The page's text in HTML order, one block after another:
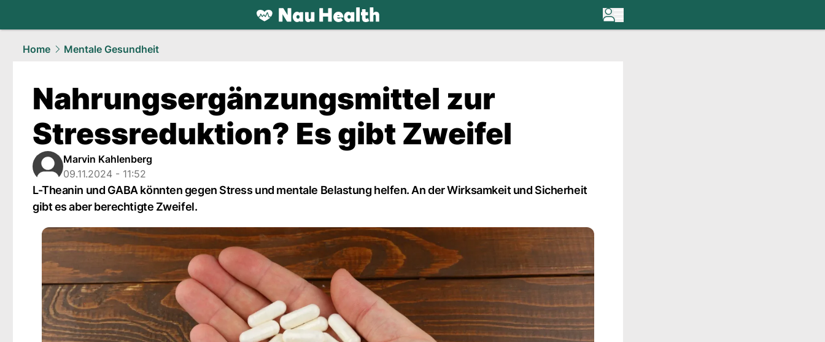
health.NAU.ch
Home
Mentale Gesundheit
Nahrungsergänzungsmittel zur
Stressreduktion? Es gibt Zweifel
Marvin Kahlenberg
09.11.2024 - 11:52
L-Theanin und GABA könnten gegen Stress und mentale Belastung helfen. An der Wirksamkeit und Sicherheit
gibt es aber berechtigte Zweifel.